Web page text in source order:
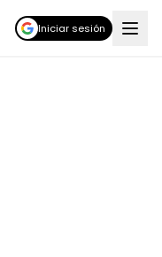
Iniciar sesión